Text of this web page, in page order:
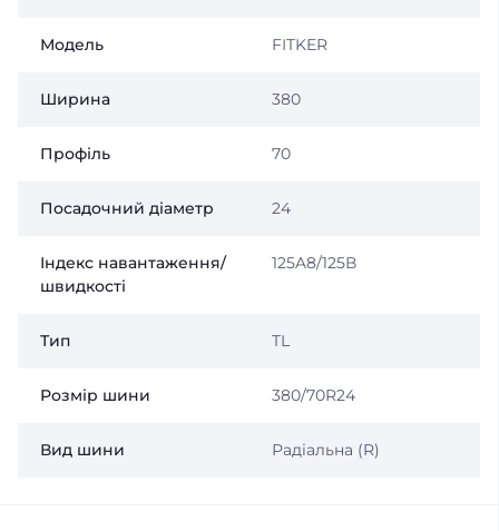
Модель FITKER
Ширина 380
Профіль 70
Посадочний діаметр 24
Індекс навантаження/
швидкості
125A8/125В
Тип TL
Розмір шини 380/70R24
Вид шини Радіальна (R)